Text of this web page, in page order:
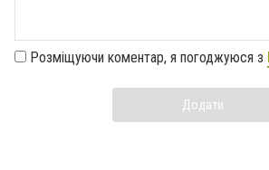
Розміщуючи коментар, я погоджуюся з
Додати